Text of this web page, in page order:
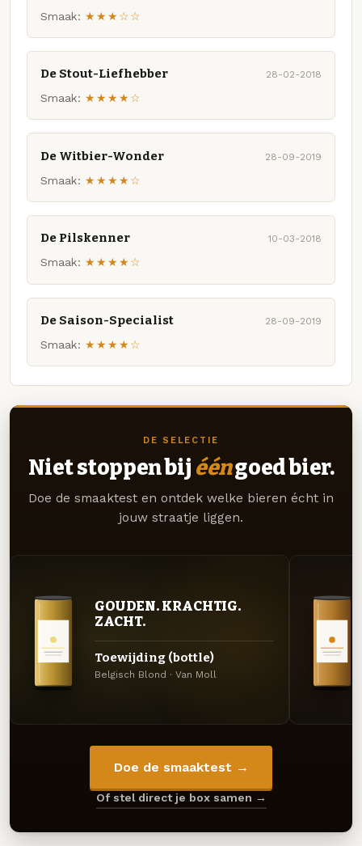
Smaak: ★★★☆☆
De Stout-Liefhebber 28-02-2018
Smaak: ★★★★☆
De Witbier-Wonder 28-09-2019
Smaak: ★★★★☆
De Pilskenner 10-03-2018
Smaak: ★★★★☆
De Saison-Specialist 28-09-2019
Smaak: ★★★★☆
DE SELECTIE
Niet stoppen bij ééngoed bier.
Doe de smaaktest en ontdek welke bieren écht in
jouw straatje liggen.
GOUDEN. KRACHTIG.
ZACHT.
Toewijding (bottle)
Belgisch Blond · Van Moll
Doe de smaaktest →
Of stel direct je box samen →